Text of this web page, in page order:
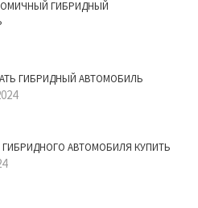
ГИБРИДНЫЙ
ГИБРИДНЫЙ АВТОМОБИЛЬ
ГИБРИДНОГО АВТОМОБИЛЯ КУПИТЬ